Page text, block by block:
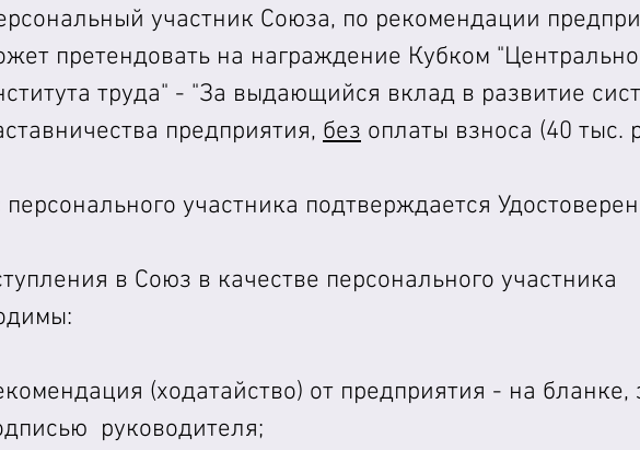
участник Союза, по рекомендации
претендовать на награждение Кубком
труда" - "За выдающийся вклад в развитие
предприятия, без оплаты взноса (40 тыс.
персонального участника подтверждается
в Союз в качестве персонального участника
(ходатайство) от предприятия - на бланке,
руководителя;